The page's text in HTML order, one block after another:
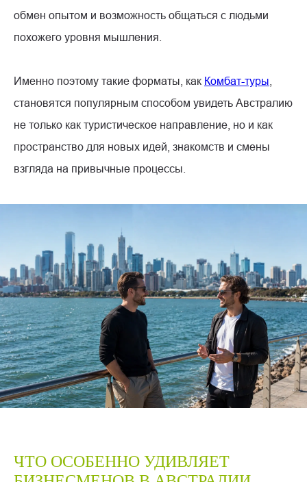
обмен опытом и возможность общаться с людьми
похожего уровня мышления.
Именно поэтому такие форматы, как Комбат-туры
становятся популярным способом увидеть Австралию
не только как туристическое направление, но и как
пространство для новых идей, знакомств и смены
взгляда на привычные процессы.
ЧТО ОСОБЕННО УДИВЛЯЕТ